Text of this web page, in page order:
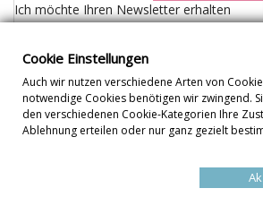
Ich möchte Ihren Newsletter erhalten
Cookie Einstellungen
Auch wir nutzen verschiedene Arten von
notwendige Cookies benötigen wir zwingend.
den verschiedenen Cookie-Kategorien Ihre
Ablehnung erteilen oder nur ganz gezielt